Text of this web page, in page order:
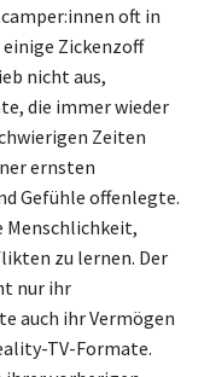
oft in
Zickenzoff
nicht aus,
die immer wieder
Zeiten
ernsten
Gefühle offenlegte.
Menschlichkeit,
zu lernen. Der
nur ihr
auch ihr Vermögen
TV-Formate.